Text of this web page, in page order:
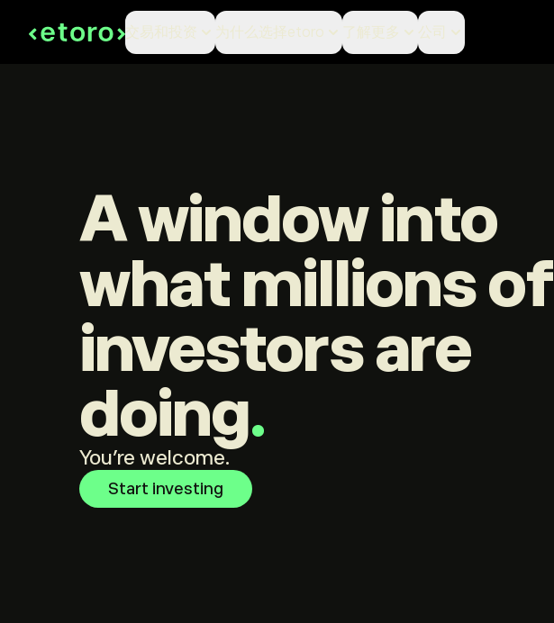
交易和投资 为什么选择etoro 了解更多 公司
A window into
what millions of
investors are
doing.
You're welcome.
Start investing